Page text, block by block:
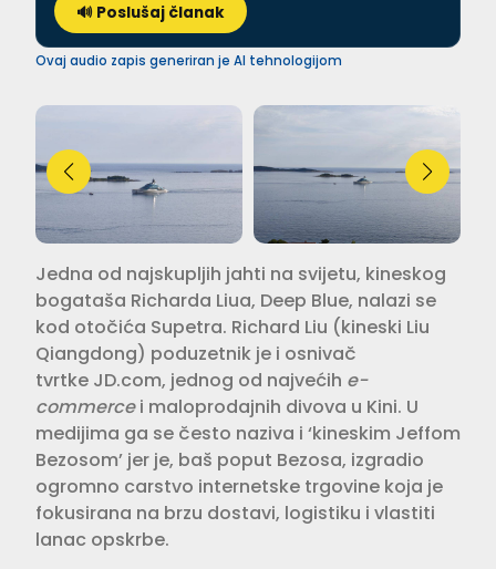
🔊 Poslušaj članak
Ovaj audio zapis generiran je AI tehnologijom
Jedna od najskupljih jahti na svijetu, kineskog
bogataša Richarda Liua, Deep Blue, nalazi se
kod otočića Supetra. Richard Liu (kineski Liu
Qiangdong) poduzetnik je i osnivač
tvrtke JD.com, jednog od najvećih e-
commercei maloprodajnih divova u Kini. U
medijima ga se često naziva i ‘kineskim Jeffom
Bezosom’ jer je, baš poput Bezosa, izgradio
ogromno carstvo internetske trgovine koja je
fokusirana na brzu dostavi, logistiku i vlastiti
lanac opskrbe.